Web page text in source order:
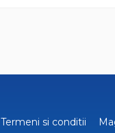
Termeni si conditii